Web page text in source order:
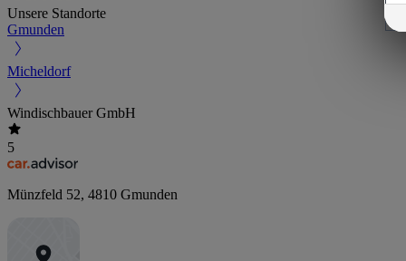
Unsere Standorte
Gmunden
Micheldorf
Windischbauer GmbH
5
Münzfeld 52, 4810 Gmunden